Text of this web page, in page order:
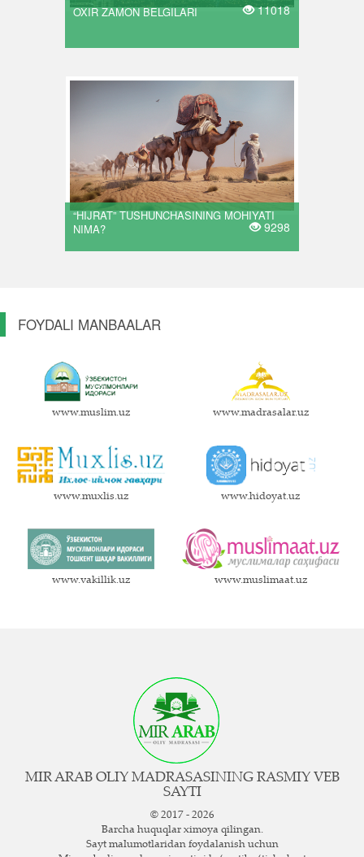
OXIR ZAMON BELGILARI 11018
“HIJRAT” TUSHUNCHASINING MOHIYATI
NIMA?
9298
FOYDALI MANBAALAR
www.muslim.uz www.madrasalar.uz
www.muxlis.uz www.hidoyat.uz
www.vakillik.uz www.muslimaat.uz
MIR ARAB OLIY MADRASASINING RASMIY VEB
SAYTI
© 2017 - 2026
Barcha huquqlar ximoya qilingan.
Sayt ma`lumotlaridan foydalanish uchun